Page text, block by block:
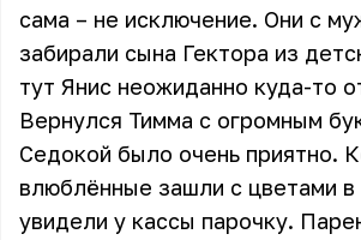
сама – не исключение. Они с
забирали сына Гектора из
тут Янис неожиданно куда-то
Вернулся Тимма с огромным
Седокой было очень приятно.
влюблённые зашли с цветами в
увидели у кассы парочку.